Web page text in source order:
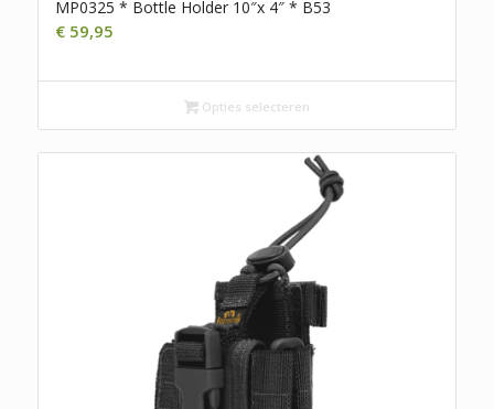
MP0325 * Bottle Holder 10″x 4″ * B53
€59,95
Opties selecteren